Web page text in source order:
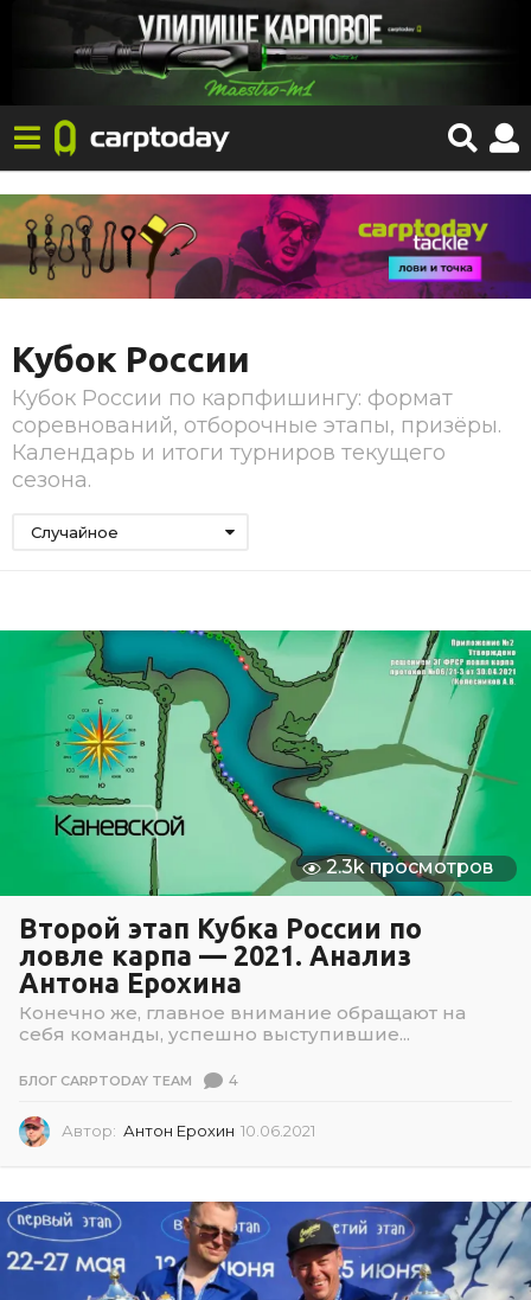
Кубок России
Кубок России по карпфишингу: формат
соревнований, отборочные этапы, призёры.
Календарь и итоги турниров текущего
сезона.
Случайное
2.3k просмотров
Второй этап Кубка России по
ловле карпа — 2021. Анализ
Антона Ерохина
Конечно же, главное внимание обращают на
себя команды, успешно выступившие...
БЛОГ CARPTODAY TEAM 4
Автор: Антон Ерохин 10.06.2021
0
6
.
2
0